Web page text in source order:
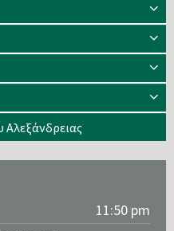
Αλεξάνδρειας
11:50 pm